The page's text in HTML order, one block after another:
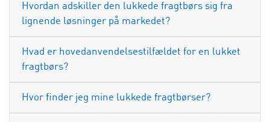
Hvordan adskiller den lukkede fragtbørs sig fra
lignende løsninger på markedet?
Hvad er hovedanvendelsestilfældet for en lukket
fragtbørs?
Hvor finder jeg mine lukkede fragtbørser?